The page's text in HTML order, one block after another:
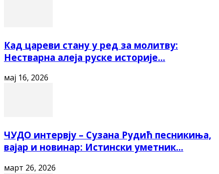
Кад цареви стану у ред за молитву:
Нестварна алеја руске историје...
мај 16, 2026
ЧУДО интервју – Сузана Рудић песникиња,
вајар и новинар: Истински уметник...
март 26, 2026